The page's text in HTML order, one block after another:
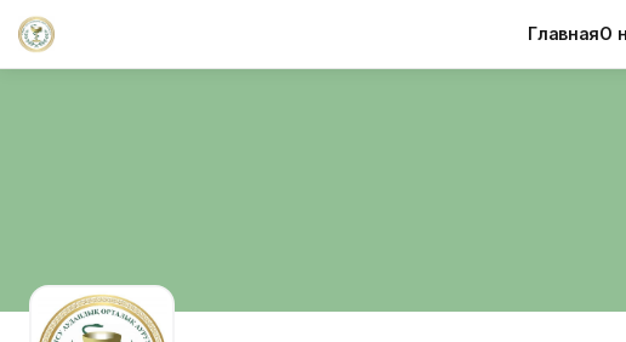
ГлавнаяО